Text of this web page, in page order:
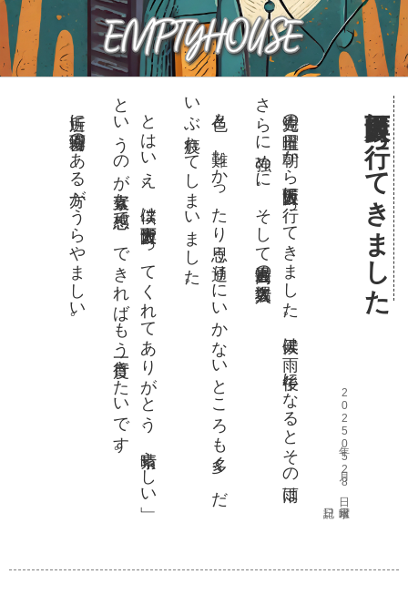
大阪万博に行ってきました
2025年05月28日 水曜日
先週の土曜日
、朝
か
ら大阪万博
に行
っ
て
き
ま
し
た
。天候
は雨
、午後
に
な
る
と
そ
の雨
は
さら
に強
め
に
。
そ
し
て過去最高
の入場者数
。
色々と
、難
し
か
っ
た
り思
う通
り
に
い
か
な
い
と
こ
ろ
も多
く
、
だ
いぶ疲
れ
て
し
ま
い
ま
し
た
。
と
は
い
え
、僕
は「大阪万博
や
っ
て
く
れ
て
あ
り
が
と
う
、素晴
ら
し
い」
とい
う
の
が素直
な感想
で
、
で
き
れ
ば
も
う一度行
き
た
い
で
す
。
近所に万博会場のある方がうらやましい。